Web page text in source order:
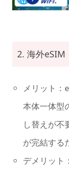
2. 海外eSIM
メリット：
本体一体型
し替えが不
が完結する
デメリット